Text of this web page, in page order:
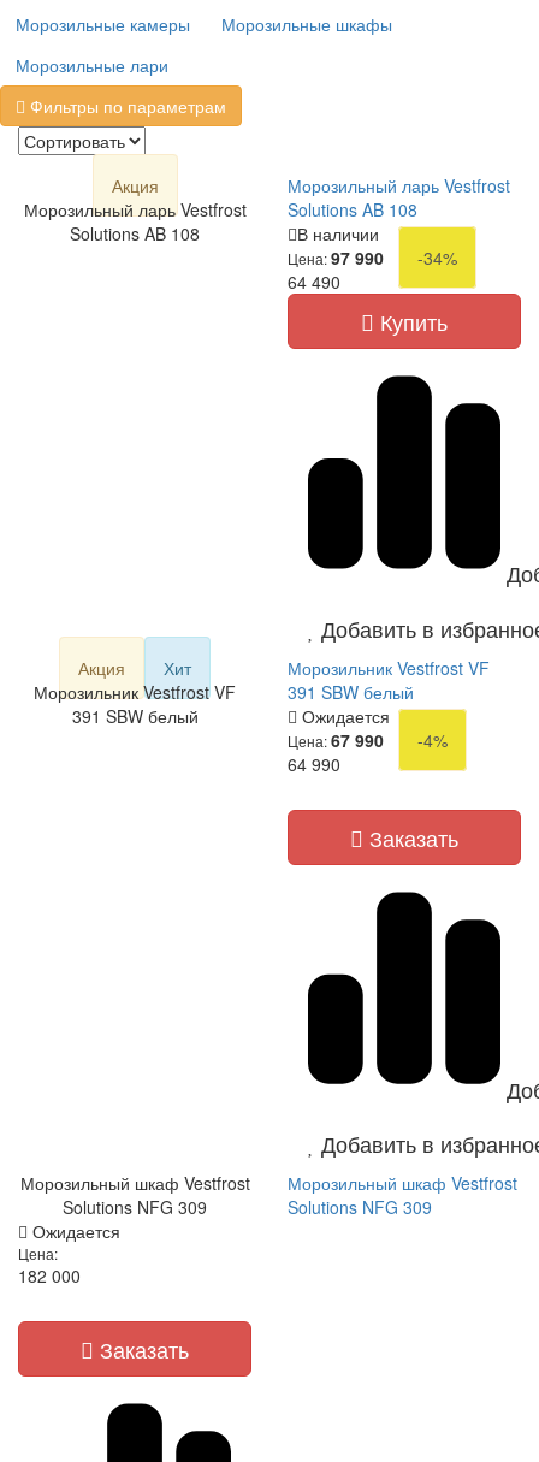
Морозильные камеры
Морозильные шкафы
Морозильные лари
Фильтры по параметрам
Акция
Морозильный ларь Vestfrost
Solutions AB 108
Морозильный ларь Vestfrost
Solutions AB 108
В наличии
Цена:97 990
-34%
64 490
Купить
Добавить в
Акция
Хит
Морозильник Vestfrost VF
391 SBW белый
Морозильник Vestfrost VF
391 SBW белый
Ожидается
Цена:67 990
-4%
64 990
Заказать
Добавить в
Морозильный шкаф Vestfrost
Solutions NFG 309
Морозильный шкаф Vestfrost
Solutions NFG 309
Ожидается
Цена:
182 000
Заказать